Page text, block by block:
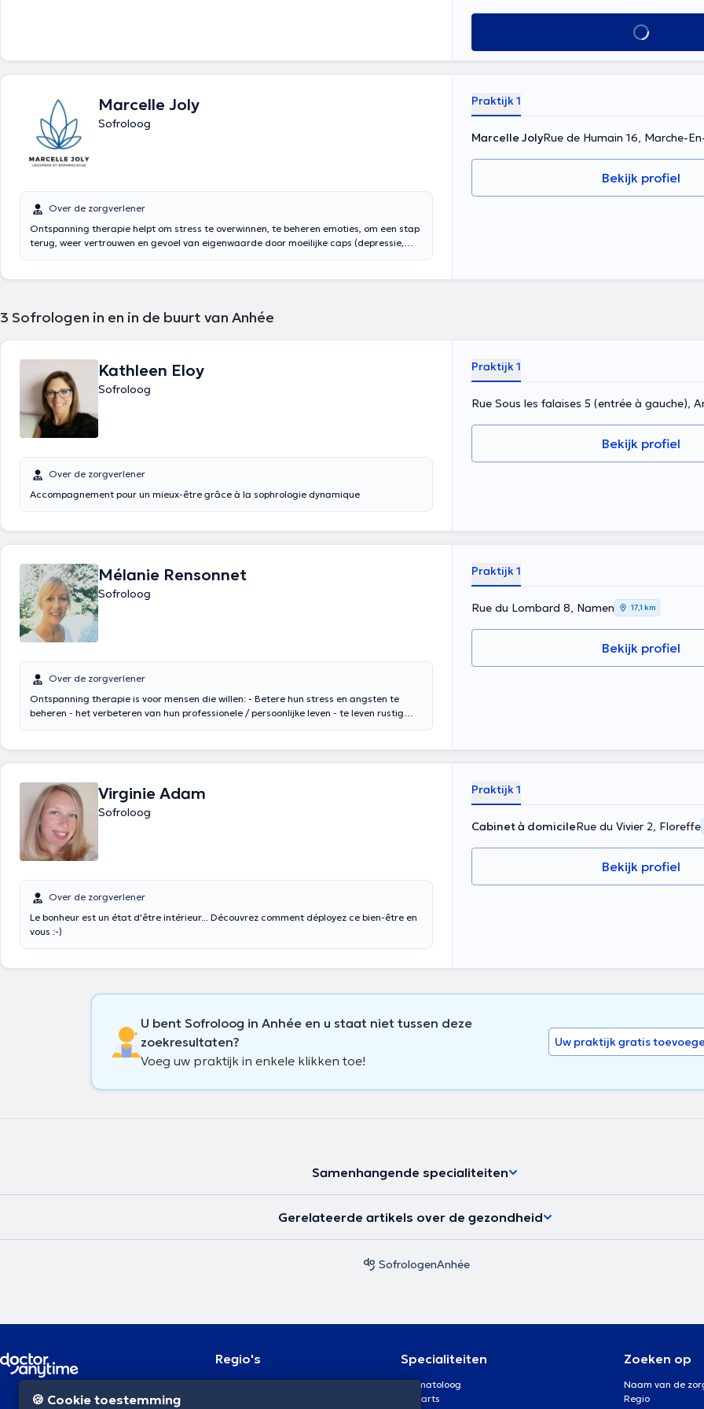
Alles zien
Marcelle Joly
Sofroloog
Over de zorgverlener
Ontspanning therapie helpt om stress te overwinnen, te beheren emoties, om een ​​stap
terug, weer vertrouwen en gevoel van eigenwaarde door moeilijke caps (depressie,
Praktijk 1
Marcelle JolyRue de Humain 16, Marche-
Bekijk profiel
3 Sofrologen in en in de buurt van Anhée
Kathleen Eloy
Sofroloog
Over de zorgverlener
Accompagnement pour un mieux-être grâce à la sophrologie dynamique
Praktijk 1
Rue Sous les falaises 5 (entrée à gauche),
Bekijk profiel
Mélanie Rensonnet
Sofroloog
Over de zorgverlener
Ontspanning therapie is voor mensen die willen: - Betere hun stress en angsten te
beheren - het verbeteren van hun professionele / persoonlijke leven - te leven rustig
looptijd). Hoe meer het kind nog jong is, zullen meer sessies kort (tussen 25 minuten en
50 minuten gemiddeld) zijn. Via de ademhaling en het lichaam werken, leert het kind
te ontwikkelen en te versterken - het beheer van stress en emoties - zijn relatie tot
mislukking - zijn geheugen en concentratie - zijn vertrouwen. - het
aanpassingsvermogen (scheiding, verwijdering, de komst van een zusje of een broertje
...) - de beheersing van de bewegingen, al dan niet gevestigd in tijd en ruimte - de
Praktijk 1
Rue du Lombard 8, Namen 17,1 km
Bekijk profiel
Virginie Adam
Sofroloog
Over de zorgverlener
Le bonheur est un état d'être intérieur... Découvrez comment déployez ce bien-être en
vous :-)
Praktijk 1
Cabinet à domicileRue du Vivier 2, Floreffe
Bekijk profiel
U bent Sofroloog in Anhée en u staat niet tussen deze
zoekresultaten?
Voeg uw praktijk in enkele klikken toe!
Uw praktijk gratis
Samenhangende specialiteiten
Gerelateerde artikels over de gezondheid
SofrologenAnhée
NL
Regio's
Brussel
Specialiteiten
Dermatoloog
Oogarts
Zoeken op
Naam van de
Regio
🍪 Cookie toestemming